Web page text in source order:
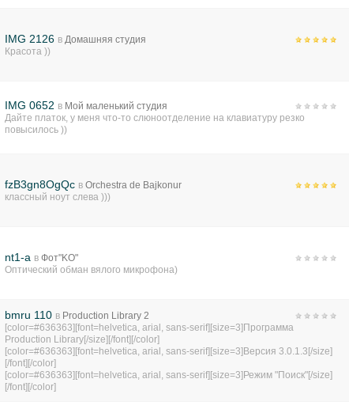
IMG 2126 в Домашняя студия
Красота ))
IMG 0652 в Мой маленький студия
Дайте платок, у меня что-то слюноотделение на клавиатуру резко
повысилось ))
fzB3gn8OgQc в Orchestra de Bajkonur
классный ноут слева )))
nt1-a в Фот"KO"
Оптический обман вялого микрофона)
bmru 110 в Production Library 2
[color=#636363][font=helvetica, arial, sans-serif][size=3]Программа
Production Library[/size][/font][/color]
[color=#636363][font=helvetica, arial, sans-serif][size=3]Версия 3.0.1.3[/size]
[/font][/color]
[color=#636363][font=helvetica, arial, sans-serif][size=3]Режим "Поиск"[/size]
[/font][/color]